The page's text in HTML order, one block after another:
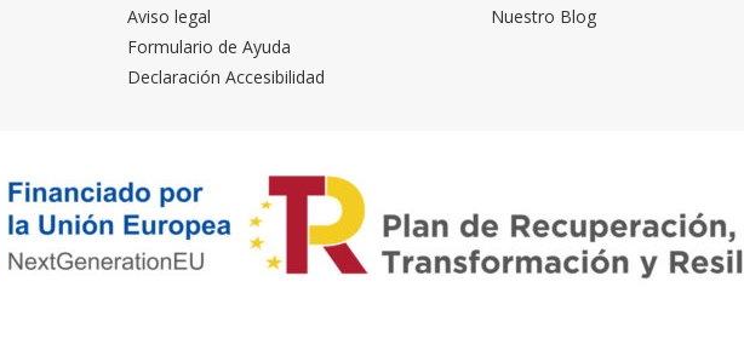
Aviso legal
Formulario de Ayuda
Declaración Accesibilidad
Nuestro Blog